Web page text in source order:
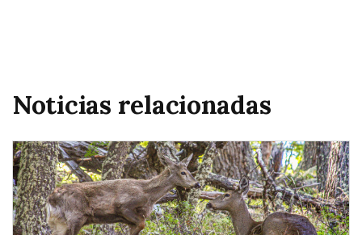
Noticias relacionadas